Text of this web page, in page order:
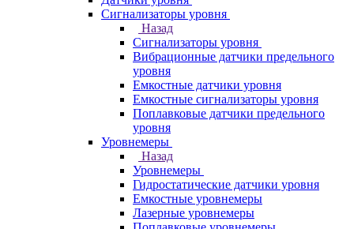
Сигнализаторы уровня
Назад
Сигнализаторы уровня
Вибрационные датчики предельного
уровня
Емкостные датчики уровня
Емкостные сигнализаторы уровня
Поплавковые датчики предельного
уровня
Уровнемеры
Назад
Уровнемеры
Гидростатические датчики уровня
Емкостные уровнемеры
Лазерные уровнемеры